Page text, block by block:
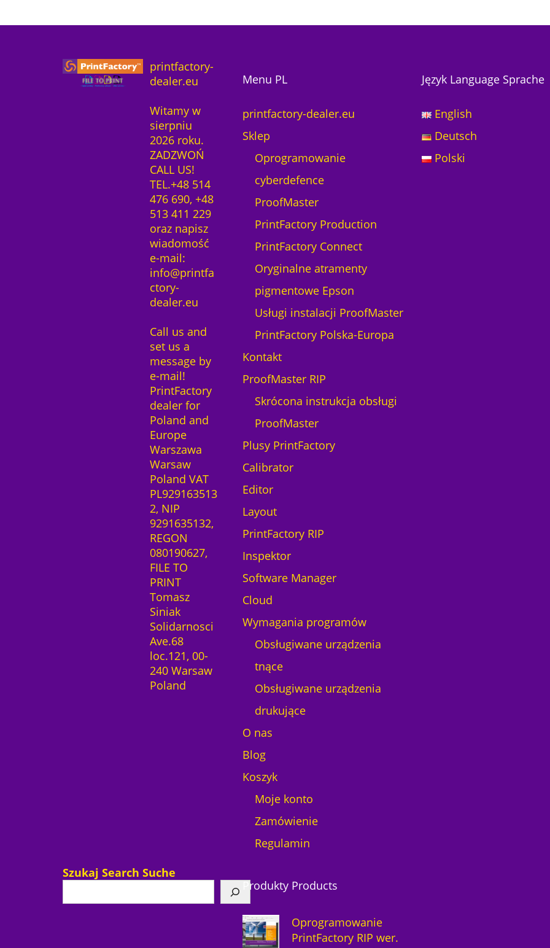
printfactory-
dealer.eu
Witamy w
sierpniu
2026 roku.
ZADZWOŃ
CALL US!
TEL.+48 514
476 690, +48
513 411 229
oraz napisz
wiadomość
e-mail:
info@printfa
ctory-
dealer.eu
Call us and
set us a
message by
e-mail!
PrintFactory
dealer for
Poland and
Europe
Warszawa
Warsaw
Poland VAT
PL929163513
2, NIP
9291635132,
REGON
080190627,
FILE TO
PRINT
Tomasz
Siniak
Solidarnosci
Ave.68
loc.121, 00-
240 Warsaw
Poland
Menu PL
printfactory-dealer.eu
Sklep
Oprogramowanie
cyberdefence
ProofMaster
PrintFactory Production
PrintFactory Connect
Oryginalne atramenty
pigmentowe Epson
Usługi instalacji ProofMaster
PrintFactory Polska-Europa
Kontakt
ProofMaster RIP
Skrócona instrukcja obsługi
ProofMaster
Plusy PrintFactory
Calibrator
Editor
Layout
PrintFactory RIP
Inspektor
Software Manager
Cloud
Wymagania programów
Obsługiwane urządzenia
tnące
Obsługiwane urządzenia
drukujące
O nas
Blog
Koszyk
Moje konto
Zamówienie
Regulamin
Język Language Sprache
English
Deutsch
Polski
Szukaj Search Suche
Produkty Products
Oprogramowanie
PrintFactory RIP wer.